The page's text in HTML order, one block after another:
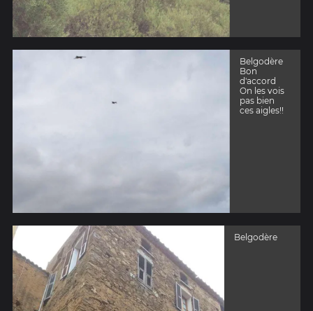
Belgodère
Bon
d'accord
On les vois
pas bien
ces aigles!!
Belgodère